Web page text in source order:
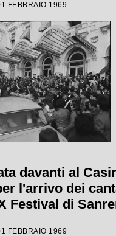
FEBBRAIO 1969
davanti al
l'arrivo dei
Festival di
FEBBRAIO 1969